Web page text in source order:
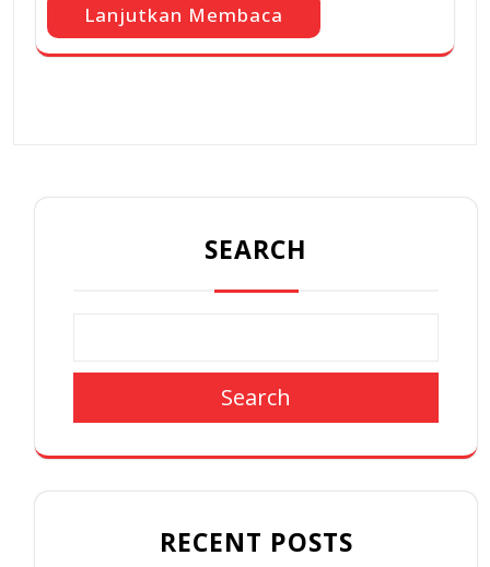
Lanjutkan Membaca
SEARCH
Search
RECENT POSTS